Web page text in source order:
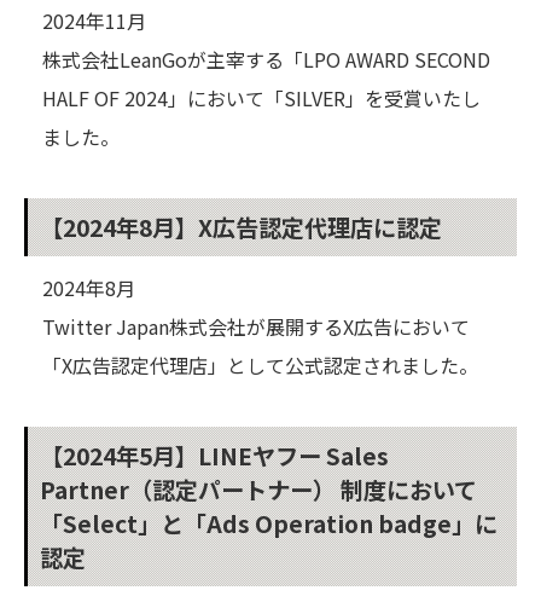
2024年11月
株式会社LeanGoが主宰する「LPO AWARD SECOND
HALF OF 2024」において「SILVER」を受賞いたし
ました。
【2024年8月】X広告認定代理店に認定
2024年8月
Twitter Japan株式会社が展開するX広告において
「X広告認定代理店」として公式認定されました。
【2024年5月】LINEヤフー Sales
Partner（認定パートナー） 制度において
「Select」と「Ads Operation badge」に
認定